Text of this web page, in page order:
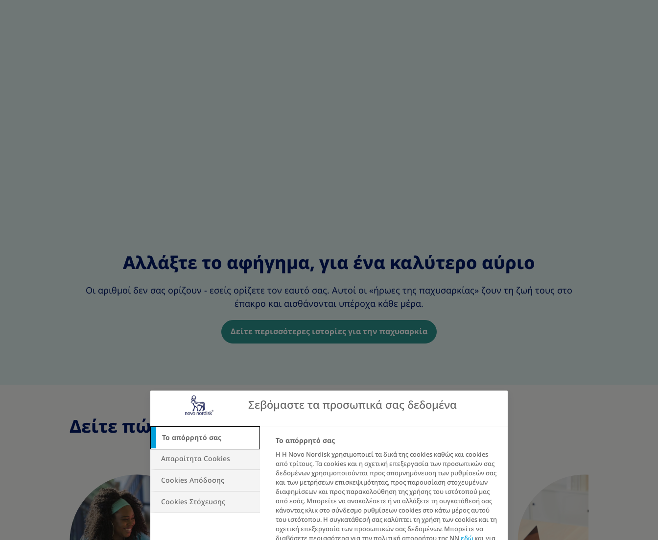
Αλλάξτε το αφήγημα, για ένα καλύτερο αύριο
Οι αριθμοί δεν σας ορίζουν - εσείς ορίζετε τον εαυτό σας. Αυτοί οι «ήρωες της παχυσαρκίας» ζουν τη ζωή τους στο
έπακρο και αισθάνονται υπέροχα κάθε μέρα.
Δείτε περισσότερες ιστορίες για την παχυσαρκία
Δείτε πώς έκαναν την αλλαγή άλλοι άνθρωποι
Σεβόμαστε τα προσωπικά σας δεδομένα
Το απόρρητό σας
Απαραίτητα Cookies
Cookies Απόδοσης
Cookies Στόχευσης
Το απόρρητό σας
Η Η Novo Nordisk χρησιμοποιεί τα δικά της cookies καθώς και cookies
από τρίτους. Τα cookies και η σχετική επεξεργασία των προσωπικών σας
δεδομένων χρησιμοποιούνται προς απομνημόνευση των ρυθμίσεών σας
και των μετρήσεων επισκεψιμότητας, προς παρουσίαση στοχευμένων
διαφημίσεων και προς παρακολούθηση της χρήσης του ιστότοπού μας
από εσάς. Μπορείτε να ανακαλέσετε ή να αλλάξετε τη συγκατάθεσή σας
κάνοντας κλικ στο σύνδεσμο ρυθμίσεων cookies στο κάτω μέρος αυτού
του ιστότοπου. Η συγκατάθεσή σας καλύπτει τη χρήση των cookies και τη
σχετική επεξεργασία των προσωπικών σας δεδομένων. Μπορείτε να